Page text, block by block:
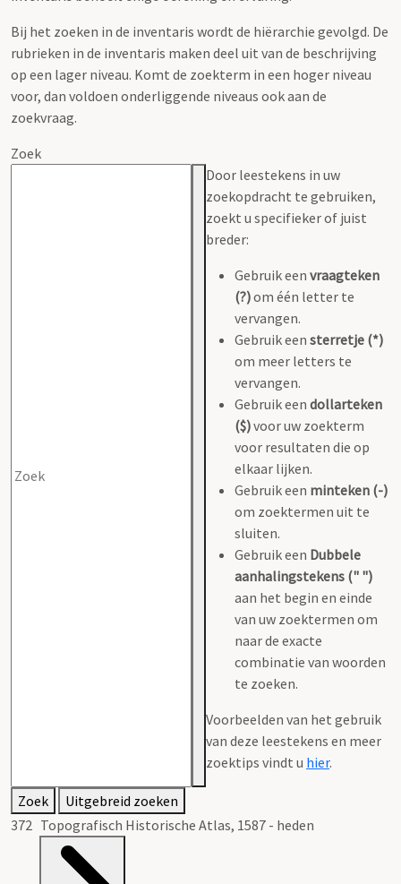
Bij het zoeken in de inventaris wordt de hiërarchie gevolgd. De
rubrieken in de inventaris maken deel uit van de beschrijving
op een lager niveau. Komt de zoekterm in een hoger niveau
voor, dan voldoen onderliggende niveaus ook aan de
zoekvraag.
Zoek
Door leestekens in uw
zoekopdracht te gebruiken,
zoekt u specifieker of juist
breder:
Gebruik een vraagteken
(?)om één letter te
vervangen.
Gebruik een sterretje (*)
om meer letters te
vervangen.
Gebruik een dollarteken
($)voor uw zoekterm
voor resultaten die op
elkaar lijken.
Gebruik een minteken (-)
om zoektermen uit te
sluiten.
Gebruik een Dubbele
aanhalingstekens (" ")
aan het begin en einde
van uw zoektermen om
naar de exacte
combinatie van woorden
te zoeken.
Voorbeelden van het gebruik
van deze leestekens en meer
zoektips vindt u hier.
Zoek
Uitgebreid zoeken
372 Topografisch Historische Atlas, 1587 - heden